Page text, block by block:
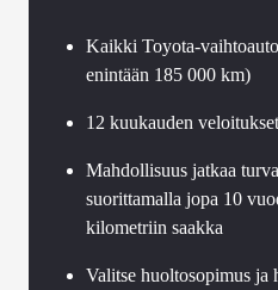
Kaikki Toyota-
enintään 185 000 km)
12 kuukauden
Mahdollisuus jatkaa
suorittamalla jopa 10
kilometriin saakka
Valitse huoltosopimus ja